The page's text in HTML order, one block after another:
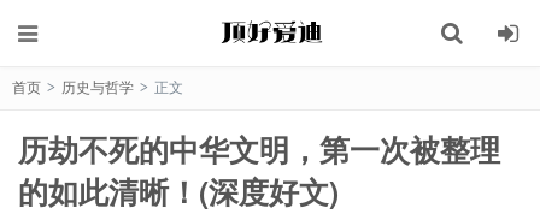
首页 > 历史与哲学 > 正文
历劫不死的中华文明，第一次被整理
的如此清晰！(深度好文)